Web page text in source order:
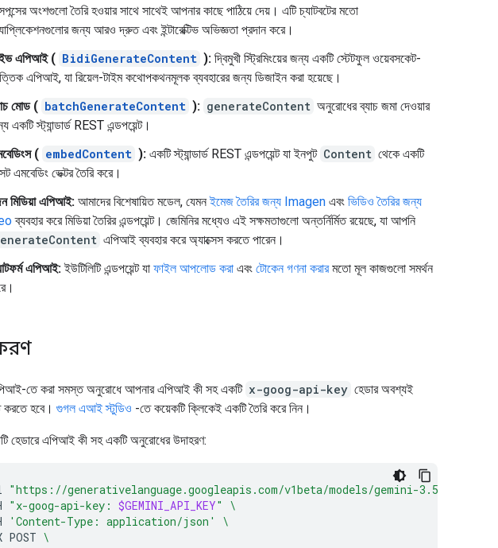
অংশগুলো তৈরি হওয়ার সাথে সাথেই আপনার কাছে পাঠিয়ে দেয়। এটি চ্যাটবটের মতো
জন্য আরও দ্রুত এবং ইন্টারেক্টিভ অভিজ্ঞতা প্রদান করে।
এপিআই ( BidiGenerateContent ): দ্বিমুখী স্ট্রিমিংয়ের জন্য একটি স্টেটফুল ওয়েবসকেট-
এপিআই, যা রিয়েল-টাইম কথোপকথনমূলক ব্যবহারের জন্য ডিজাইন করা হয়েছে।
মোড ( batchGenerateContent ): generateContent অনুরোধের ব্যাচ জমা দেওয়ার
একটি স্ট্যান্ডার্ড REST এন্ডপয়েন্ট।
( embedContent ): একটি স্ট্যান্ডার্ড REST এন্ডপয়েন্ট যা ইনপুট Content থেকে একটি
এমবেডিং ভেক্টর তৈরি করে।
মিডিয়া এপিআই: আমাদের বিশেষায়িত মডেল, যেমনইমেজ তৈরির জন্য Imagen এবং ভিডিও তৈরির জন্য
ব্যবহার করে মিডিয়া তৈরির এন্ডপয়েন্ট। জেমিনির মধ্যেও এই সক্ষমতাগুলো অন্তর্নির্মিত রয়েছে, যা আপনি
এপিআই ব্যবহার করে অ্যাক্সেস করতে পারেন।
এপিআই:ইউটিলিটি এন্ডপয়েন্ট যা ফাইল আপলোড করা এবং টোকেন গণনা করারমতো মূল কাজগুলো সমর্থন
তে করা সমস্ত অনুরোধে আপনার এপিআই কী সহ একটি x-goog-api-key হেডার অবশ্যই
হবে। গুগল এআই স্টুডিও -তে কয়েকটি ক্লিকেই একটি তৈরি করে নিন।
হেডারে এপিআই কী সহ একটি অনুরোধের উদাহরণ:
"https://generativelanguage.googleapis.com/v1beta/models/gemini-3.5-
"x-goog-api-key: $GEMINI_API_KEY"
\
'Content-Type: application/json'
\
POST \